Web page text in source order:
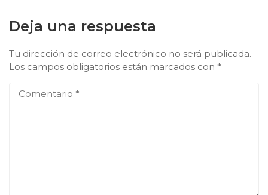
Deja una respuesta
Tu dirección de correo electrónico no será publicada.
Los campos obligatorios están marcados con *